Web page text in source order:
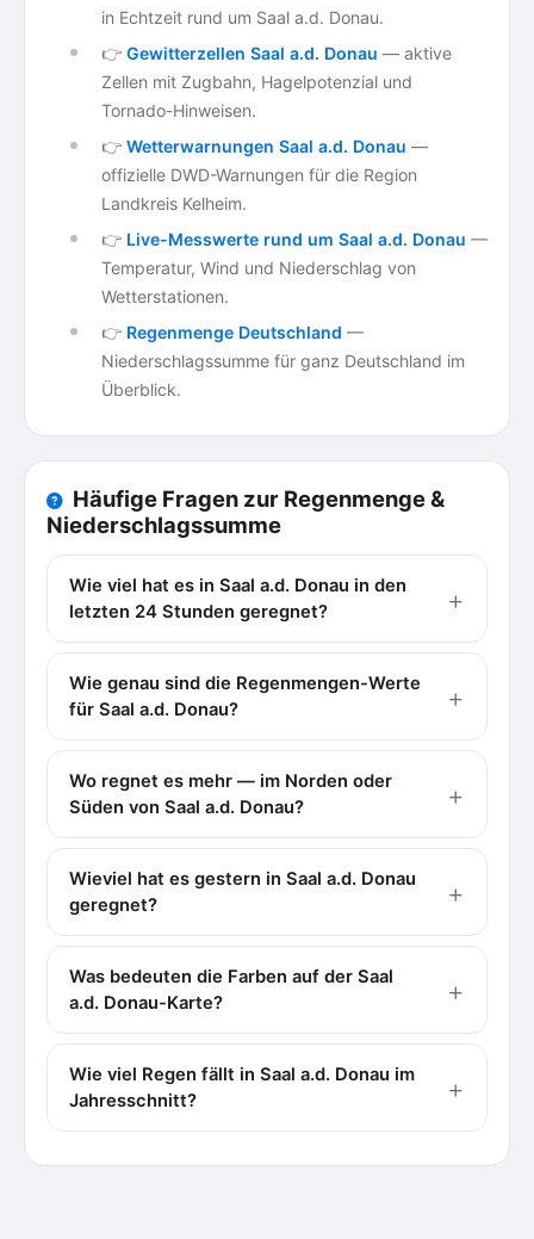
in Echtzeit rund um Saal a.d. Donau.
👉 Gewitterzellen Saal a.d. Donau — aktive
Zellen mit Zugbahn, Hagelpotenzial und
Tornado-Hinweisen.
👉 Wetterwarnungen Saal a.d. Donau —
offizielle DWD-Warnungen für die Region
Landkreis Kelheim.
👉 Live-Messwerte rund um Saal a.d. Donau —
Temperatur, Wind und Niederschlag von
Wetterstationen.
👉 Regenmenge Deutschland —
Niederschlagssumme für ganz Deutschland im
Überblick.
Häufige Fragen zur Regenmenge &
Niederschlagssumme
Wie viel hat es in Saal a.d. Donau in den
letzten 24 Stunden geregnet?
Wie genau sind die Regenmengen-Werte
für Saal a.d. Donau?
Wo regnet es mehr — im Norden oder
Süden von Saal a.d. Donau?
Wieviel hat es gestern in Saal a.d. Donau
geregnet?
Was bedeuten die Farben auf der Saal
a.d. Donau-Karte?
Wie viel Regen fällt in Saal a.d. Donau im
Jahresschnitt?